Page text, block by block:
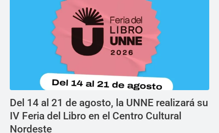
Del 14 al 21 de agosto, la UNNE realizará su
IV Feria del Libro en el Centro Cultural
Nordeste